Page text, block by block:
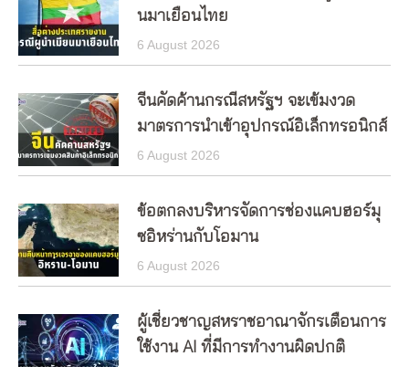
นมาเยือนไทย
6 August 2026
จีนคัดค้านกรณีสหรัฐฯ จะเข้มงวด
มาตรการนำเข้าอุปกรณ์อิเล็กทรอนิกส์
6 August 2026
ข้อตกลงบริหารจัดการช่องแคบฮอร์มุ
ซอิหร่านกับโอมาน
6 August 2026
ผู้เชี่ยวชาญสหราชอาณาจักรเตือนการ
ใช้งาน AI ที่มีการทำงานผิดปกติ